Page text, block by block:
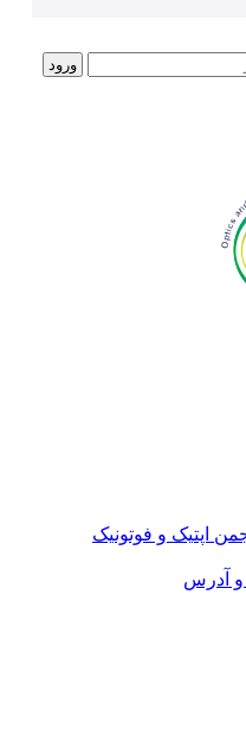
اپتیک و فوتونیک
و آدرس